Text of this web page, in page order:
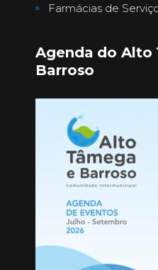
Farmácias de
Agenda do Alto
Barroso